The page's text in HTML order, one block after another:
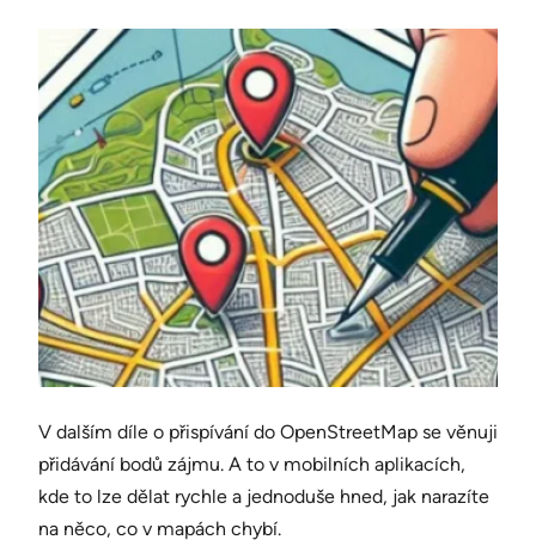
V dalším díle o přispívání do OpenStreetMap se věnuji
přidávání bodů zájmu. A to v mobilních aplikacích,
kde to lze dělat rychle a jednoduše hned, jak narazíte
na něco, co v mapách chybí.